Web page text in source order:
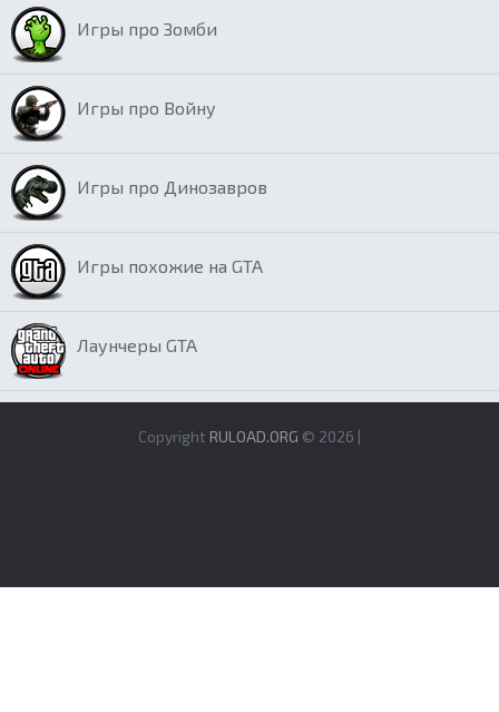
Игры про Зомби
Игры про Войну
Игры про Динозавров
Игры похожие на GTA
Лаунчеры GTA
Copyright RULOAD.ORG © 2026 |